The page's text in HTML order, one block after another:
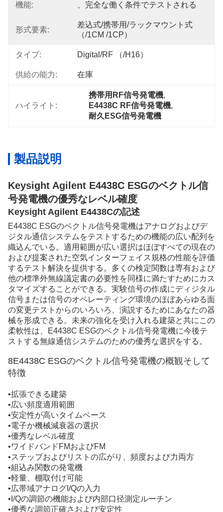
機能: 、完全な働く条件でテストされる
形式要素:
差込式/携帯用/ラックマウント式
（/1CM /1CP）
タイプ: Digital/RF （/H16）
供給の能力: 在庫
ハイライト:
携帯用RF信号発電機,
E4438C RF信号発電機,
耐久ESG信号発電機
製品説明
Keysight Agilent E4438C ESGのベクトル信
号発電機の優秀なレベル確度
Keysight Agilent E4438Cの記述
E4438C ESGのベクトル信号発電機はアナログおよびデ
ジタル通信システムをテストするための機能の広い配列を
織込んでいる。適用範囲が広い選択はほぼすべての現在の
および提案された空気インターフェイス規格の性能を評価
するテスト解決を提供する。多くの検定関数は専有および
他の標準外無線議定書の必要性を同様に満たすためにカス
タマイズすることができる。実験信号の作成にディジタル
信号または信号のオペレーティング環境のほぼあらゆる面
の変更テストからのいろいろ、演説するためにあなたの器
械を形成できる。未来の強化を受け入れる建築と共にこの
柔軟性は、E4438C ESGのベクトル信号発電機に今後テ
ストする無線通信システムのための優秀な選択をする。
8E4438C ESGのベクトル信号発電機の概観そして
特徴
•拡張できる建築
•広い頻度適用範囲
•安定性が高いタイムベース
•電子か機械減衰器の選択
•優秀なレベル確度
•ワイドバンドFMおよびFM
•ステップおよびリストの広がり、頻度および力両方
•組込み関数の発電機
•軽量、棚取付け可能
•広帯域アナログI/Qの入力
•I/Qの調節の機能および内部口径測定ルーチン
•優秀な調節正確さおよび安定性